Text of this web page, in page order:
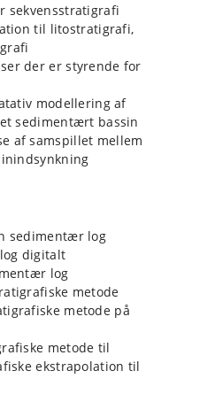
ved afslutningen af kurset har
i samspil med
metoder kan anvendes til at
fyldet i et sedimentbassin;
indsynkningshistorie påvirker
forklare og anvende de vigtigste
teoretiske og praktiske
sekvensstratigrafisk analyse
profiler, sedimentologisk-
og dagblotninger, samt
af indsynkningshistorie og
sekvensstratigrafi
til litostratigrafi,
der er styrende for
modellering af
sedimentært bassin
af samspillet mellem
sedimentær log
digitalt
log
metode
metode på
metode til
ekstrapolation til